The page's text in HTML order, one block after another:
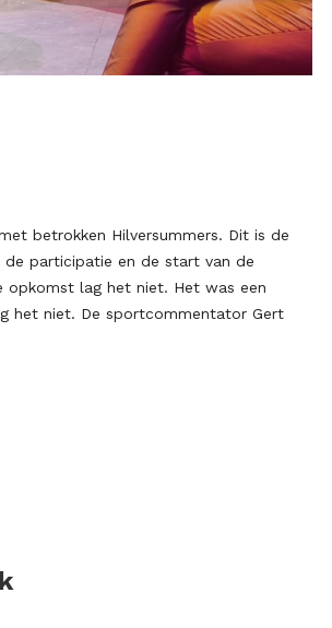
betrokken Hilversummers. Dit is de
de participatie en de start van de
opkomst lag het niet. Het was een
het niet. De sportcommentator Gert